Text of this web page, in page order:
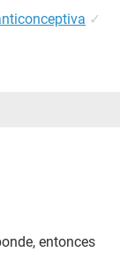
✓
entonces